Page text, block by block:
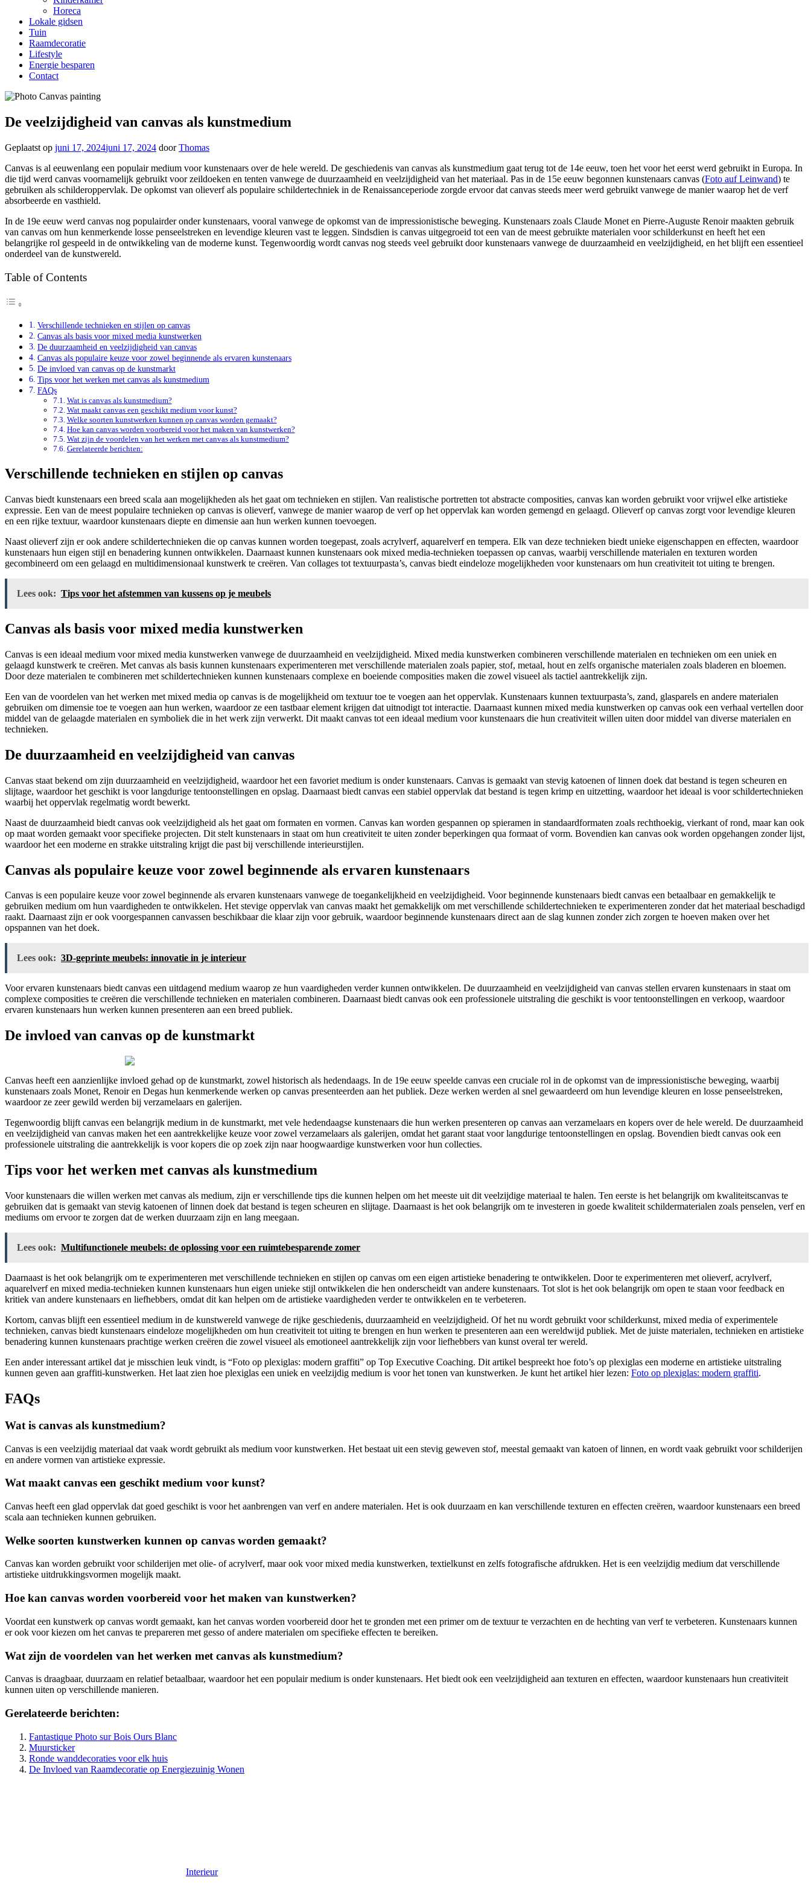
Horeca
Lokale gidsen
Tuin
Raamdecoratie
Lifestyle
Energie besparen
Contact
De veelzijdigheid van canvas als kunstmedium
Geplaatst op juni 17, 2024juni 17, 2024 doorThomas
Canvas is al eeuwenlang een populair medium voor kunstenaars over de hele wereld. De geschiedenis van canvas als kunstmedium gaat terug tot de 14e eeuw, toen het voor het eerst werd gebruikt in Europa. In
die tijd werd canvas voornamelijk gebruikt voor zeildoeken en tenten vanwege de duurzaamheid en veelzijdigheid van het materiaal. Pas in de 15e eeuw begonnen kunstenaars canvas (Foto auf Leinwand) te
gebruiken als schilderoppervlak. De opkomst van olieverf als populaire schildertechniek in de Renaissanceperiode zorgde ervoor dat canvas steeds meer werd gebruikt vanwege de manier waarop het de verf
absorbeerde en vasthield.
In de 19e eeuw werd canvas nog populairder onder kunstenaars, vooral vanwege de opkomst van de impressionistische beweging. Kunstenaars zoals Claude Monet en Pierre-Auguste Renoir maakten gebruik
van canvas om hun kenmerkende losse penseelstreken en levendige kleuren vast te leggen. Sindsdien is canvas uitgegroeid tot een van de meest gebruikte materialen voor schilderkunst en heeft het een
belangrijke rol gespeeld in de ontwikkeling van de moderne kunst. Tegenwoordig wordt canvas nog steeds veel gebruikt door kunstenaars vanwege de duurzaamheid en veelzijdigheid, en het blijft een essentieel
onderdeel van de kunstwereld.
Table of Contents
Verschillende technieken en stijlen op canvas
Canvas als basis voor mixed media kunstwerken
De duurzaamheid en veelzijdigheid van canvas
Canvas als populaire keuze voor zowel beginnende als ervaren kunstenaars
De invloed van canvas op de kunstmarkt
Tips voor het werken met canvas als kunstmedium
FAQs
Wat is canvas als kunstmedium?
Wat maakt canvas een geschikt medium voor kunst?
Welke soorten kunstwerken kunnen op canvas worden gemaakt?
Hoe kan canvas worden voorbereid voor het maken van kunstwerken?
Wat zijn de voordelen van het werken met canvas als kunstmedium?
Gerelateerde berichten:
Verschillende technieken en stijlen op canvas
Canvas biedt kunstenaars een breed scala aan mogelijkheden als het gaat om technieken en stijlen. Van realistische portretten tot abstracte composities, canvas kan worden gebruikt voor vrijwel elke artistieke
expressie. Een van de meest populaire technieken op canvas is olieverf, vanwege de manier waarop de verf op het oppervlak kan worden gemengd en gelaagd. Olieverf op canvas zorgt voor levendige kleuren
en een rijke textuur, waardoor kunstenaars diepte en dimensie aan hun werken kunnen toevoegen.
Naast olieverf zijn er ook andere schildertechnieken die op canvas kunnen worden toegepast, zoals acrylverf, aquarelverf en tempera. Elk van deze technieken biedt unieke eigenschappen en effecten, waardoor
kunstenaars hun eigen stijl en benadering kunnen ontwikkelen. Daarnaast kunnen kunstenaars ook mixed media-technieken toepassen op canvas, waarbij verschillende materialen en texturen worden
gecombineerd om een gelaagd en multidimensionaal kunstwerk te creëren. Van collages tot textuurpasta’s, canvas biedt eindeloze mogelijkheden voor kunstenaars om hun creativiteit tot uiting te brengen.
Lees ook: Tips voor het afstemmen van kussens op je meubels
Canvas als basis voor mixed media kunstwerken
Canvas is een ideaal medium voor mixed media kunstwerken vanwege de duurzaamheid en veelzijdigheid. Mixed media kunstwerken combineren verschillende materialen en technieken om een uniek en
gelaagd kunstwerk te creëren. Met canvas als basis kunnen kunstenaars experimenteren met verschillende materialen zoals papier, stof, metaal, hout en zelfs organische materialen zoals bladeren en bloemen.
Door deze materialen te combineren met schildertechnieken kunnen kunstenaars complexe en boeiende composities maken die zowel visueel als tactiel aantrekkelijk zijn.
Een van de voordelen van het werken met mixed media op canvas is de mogelijkheid om textuur toe te voegen aan het oppervlak. Kunstenaars kunnen textuurpasta’s, zand, glasparels en andere materialen
gebruiken om dimensie toe te voegen aan hun werken, waardoor ze een tastbaar element krijgen dat uitnodigt tot interactie. Daarnaast kunnen mixed media kunstwerken op canvas ook een verhaal vertellen door
middel van de gelaagde materialen en symboliek die in het werk zijn verwerkt. Dit maakt canvas tot een ideaal medium voor kunstenaars die hun creativiteit willen uiten door middel van diverse materialen en
technieken.
De duurzaamheid en veelzijdigheid van canvas
Canvas staat bekend om zijn duurzaamheid en veelzijdigheid, waardoor het een favoriet medium is onder kunstenaars. Canvas is gemaakt van stevig katoenen of linnen doek dat bestand is tegen scheuren en
slijtage, waardoor het geschikt is voor langdurige tentoonstellingen en opslag. Daarnaast biedt canvas een stabiel oppervlak dat bestand is tegen krimp en uitzetting, waardoor het ideaal is voor schildertechnieken
waarbij het oppervlak regelmatig wordt bewerkt.
Naast de duurzaamheid biedt canvas ook veelzijdigheid als het gaat om formaten en vormen. Canvas kan worden gespannen op spieramen in standaardformaten zoals rechthoekig, vierkant of rond, maar kan ook
op maat worden gemaakt voor specifieke projecten. Dit stelt kunstenaars in staat om hun creativiteit te uiten zonder beperkingen qua formaat of vorm. Bovendien kan canvas ook worden opgehangen zonder lijst,
waardoor het een moderne en strakke uitstraling krijgt die past bij verschillende interieurstijlen.
Canvas als populaire keuze voor zowel beginnende als ervaren kunstenaars
Canvas is een populaire keuze voor zowel beginnende als ervaren kunstenaars vanwege de toegankelijkheid en veelzijdigheid. Voor beginnende kunstenaars biedt canvas een betaalbaar en gemakkelijk te
gebruiken medium om hun vaardigheden te ontwikkelen. Het stevige oppervlak van canvas maakt het gemakkelijk om met verschillende schildertechnieken te experimenteren zonder dat het materiaal beschadigd
raakt. Daarnaast zijn er ook voorgespannen canvassen beschikbaar die klaar zijn voor gebruik, waardoor beginnende kunstenaars direct aan de slag kunnen zonder zich zorgen te hoeven maken over het
opspannen van het doek.
Lees ook: 3D-geprinte meubels: innovatie in je interieur
Voor ervaren kunstenaars biedt canvas een uitdagend medium waarop ze hun vaardigheden verder kunnen ontwikkelen. De duurzaamheid en veelzijdigheid van canvas stellen ervaren kunstenaars in staat om
complexe composities te creëren die verschillende technieken en materialen combineren. Daarnaast biedt canvas ook een professionele uitstraling die geschikt is voor tentoonstellingen en verkoop, waardoor
ervaren kunstenaars hun werken kunnen presenteren aan een breed publiek.
De invloed van canvas op de kunstmarkt
Canvas heeft een aanzienlijke invloed gehad op de kunstmarkt, zowel historisch als hedendaags. In de 19e eeuw speelde canvas een cruciale rol in de opkomst van de impressionistische beweging, waarbij
kunstenaars zoals Monet, Renoir en Degas hun kenmerkende werken op canvas presenteerden aan het publiek. Deze werken werden al snel gewaardeerd om hun levendige kleuren en losse penseelstreken,
waardoor ze zeer gewild werden bij verzamelaars en galerijen.
Tegenwoordig blijft canvas een belangrijk medium in de kunstmarkt, met vele hedendaagse kunstenaars die hun werken presenteren op canvas aan verzamelaars en kopers over de hele wereld. De duurzaamheid
en veelzijdigheid van canvas maken het een aantrekkelijke keuze voor zowel verzamelaars als galerijen, omdat het garant staat voor langdurige tentoonstellingen en opslag. Bovendien biedt canvas ook een
professionele uitstraling die aantrekkelijk is voor kopers die op zoek zijn naar hoogwaardige kunstwerken voor hun collecties.
Tips voor het werken met canvas als kunstmedium
Voor kunstenaars die willen werken met canvas als medium, zijn er verschillende tips die kunnen helpen om het meeste uit dit veelzijdige materiaal te halen. Ten eerste is het belangrijk om kwaliteitscanvas te
gebruiken dat is gemaakt van stevig katoenen of linnen doek dat bestand is tegen scheuren en slijtage. Daarnaast is het ook belangrijk om te investeren in goede kwaliteit schildermaterialen zoals penselen, verf en
mediums om ervoor te zorgen dat de werken duurzaam zijn en lang meegaan.
Lees ook: Multifunctionele meubels: de oplossing voor een ruimtebesparende zomer
Daarnaast is het ook belangrijk om te experimenteren met verschillende technieken en stijlen op canvas om een eigen artistieke benadering te ontwikkelen. Door te experimenteren met olieverf, acrylverf,
aquarelverf en mixed media-technieken kunnen kunstenaars hun eigen unieke stijl ontwikkelen die hen onderscheidt van andere kunstenaars. Tot slot is het ook belangrijk om open te staan voor feedback en
kritiek van andere kunstenaars en liefhebbers, omdat dit kan helpen om de artistieke vaardigheden verder te ontwikkelen en te verbeteren.
Kortom, canvas blijft een essentieel medium in de kunstwereld vanwege de rijke geschiedenis, duurzaamheid en veelzijdigheid. Of het nu wordt gebruikt voor schilderkunst, mixed media of experimentele
technieken, canvas biedt kunstenaars eindeloze mogelijkheden om hun creativiteit tot uiting te brengen en hun werken te presenteren aan een wereldwijd publiek. Met de juiste materialen, technieken en artistieke
benadering kunnen kunstenaars prachtige werken creëren die zowel visueel als emotioneel aantrekkelijk zijn voor liefhebbers van kunst overal ter wereld.
Een ander interessant artikel dat je misschien leuk vindt, is “Foto op plexiglas: modern graffiti” op Top Executive Coaching. Dit artikel bespreekt hoe foto’s op plexiglas een moderne en artistieke uitstraling
kunnen geven aan graffiti-kunstwerken. Het laat zien hoe plexiglas een uniek en veelzijdig medium is voor het tonen van kunstwerken. Je kunt het artikel hier lezen: Foto op plexiglas: modern graffiti.
FAQs
Wat is canvas als kunstmedium?
Canvas is een veelzijdig materiaal dat vaak wordt gebruikt als medium voor kunstwerken. Het bestaat uit een stevig geweven stof, meestal gemaakt van katoen of linnen, en wordt vaak gebruikt voor schilderijen
en andere vormen van artistieke expressie.
Wat maakt canvas een geschikt medium voor kunst?
Canvas heeft een glad oppervlak dat goed geschikt is voor het aanbrengen van verf en andere materialen. Het is ook duurzaam en kan verschillende texturen en effecten creëren, waardoor kunstenaars een breed
scala aan technieken kunnen gebruiken.
Welke soorten kunstwerken kunnen op canvas worden gemaakt?
Canvas kan worden gebruikt voor schilderijen met olie- of acrylverf, maar ook voor mixed media kunstwerken, textielkunst en zelfs fotografische afdrukken. Het is een veelzijdig medium dat verschillende
artistieke uitdrukkingsvormen mogelijk maakt.
Hoe kan canvas worden voorbereid voor het maken van kunstwerken?
Voordat een kunstwerk op canvas wordt gemaakt, kan het canvas worden voorbereid door het te gronden met een primer om de textuur te verzachten en de hechting van verf te verbeteren. Kunstenaars kunnen
er ook voor kiezen om het canvas te prepareren met gesso of andere materialen om specifieke effecten te bereiken.
Wat zijn de voordelen van het werken met canvas als kunstmedium?
Canvas is draagbaar, duurzaam en relatief betaalbaar, waardoor het een populair medium is onder kunstenaars. Het biedt ook een veelzijdigheid aan texturen en effecten, waardoor kunstenaars hun creativiteit
kunnen uiten op verschillende manieren.
Gerelateerde berichten:
Fantastique Photo sur Bois Ours Blanc
Muursticker
Ronde wanddecoraties voor elk huis
De Invloed van Raamdecoratie op Energiezuinig Wonen
Interieur